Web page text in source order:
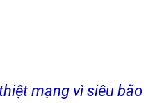
mạng vì siêu bão